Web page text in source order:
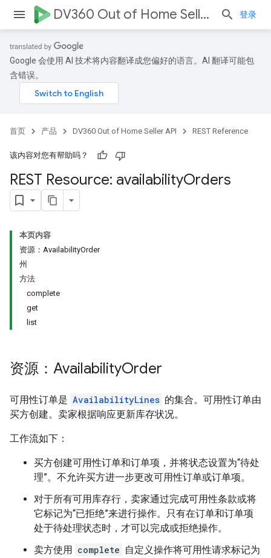
DV360 Out of Home Seller API 登录
Google 会使用 AI 技术将内容翻译成您偏好的语言。AI 翻译可能包
含错误。
首页 产品 DV360 Out of Home Seller API REST Reference
该内容对您有帮助吗？
REST Resource: availabilityOrders
本页内容
资源：AvailabilityOrder
州
方法
complete
get
list
资源：AvailabilityOrder
可用性订单是 AvailabilityLines 的集合。可用性订单由
买方创建。卖家根据响应更新库存状况。
工作流如下：
买方创建可用性订单和订单项，并将状态设置为“待处
理”。不允许买方进一步更改可用性订单或订单项。
对于所有可用库存行，卖家通过完成可用性条款或将
它标记为“已拒绝”来进行操作。只有在订单和订单项
处于待处理状态时，才可以完成或拒绝操作。
卖方使用 complete 自定义操作将可用性请求标记为